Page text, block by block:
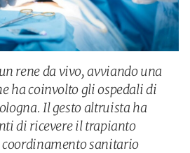
rene da vivo, avviando una
ha coinvolto gli ospedali di
Il gesto altruista ha
di ricevere il trapianto
sanitario